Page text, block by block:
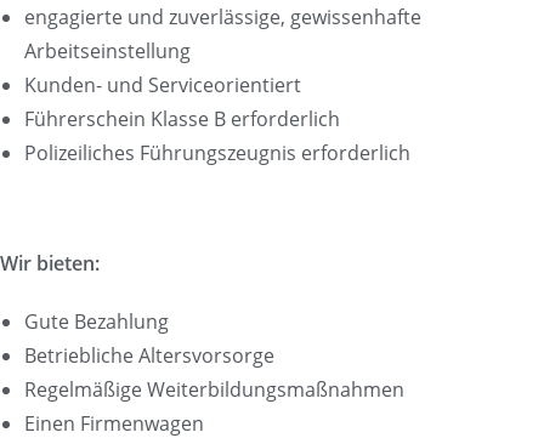
engagierte und zuverlässige, gewissenhafte
Arbeitseinstellung
Kunden- und Serviceorientiert
Führerschein Klasse B erforderlich
Polizeiliches Führungszeugnis erforderlich
Wir bieten:
Gute Bezahlung
Betriebliche Altersvorsorge
Regelmäßige Weiterbildungsmaßnahmen
Einen Firmenwagen